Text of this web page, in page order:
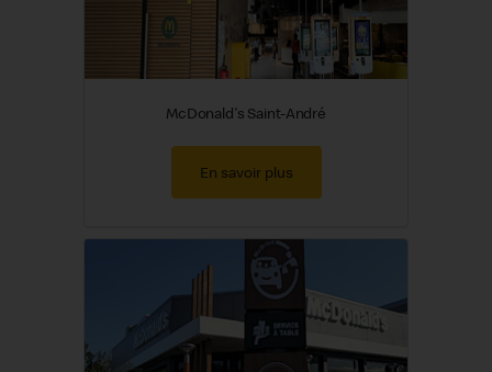
McDonald's Saint-André
En savoir plus